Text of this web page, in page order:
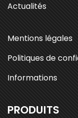
Actualités
Mentions légales
Politiques de
Informations
PRODUITS